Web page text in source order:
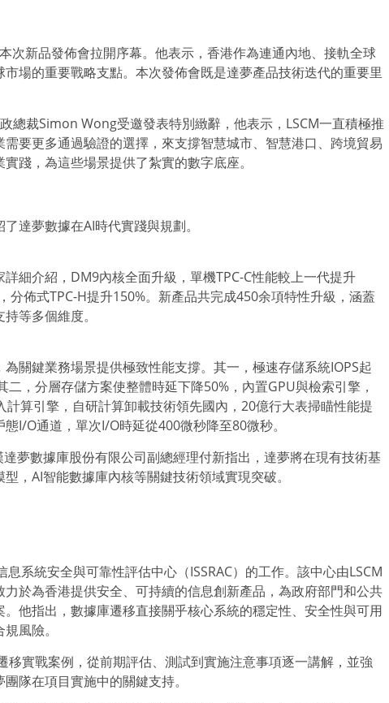
次新品發佈會拉開序幕。他表示，香港作為連通內地、接軌全球
場的重要戰略支點。本次發佈會既是達夢產品技術迭代的重要里
總裁Simon Wong受邀發表特別緻辭，他表示，LSCM一直積極推
要更多通過驗證的選擇，來支撐智慧城市、智慧港口、跨境貿易
踐，為這些場景提供了紮實的數字底座。
達夢數據在AI時代實踐與規劃。
細介紹，DM9內核全面升級，單機TPC-C性能較上一代提升
分佈式TPC-H提升150%。新產品共完成450余項特性升級，涵蓋
等多個維度。
關鍵業務場景提供極致性能支撐。其一，極速存儲系統IOPS起
，分層存儲方案使整體時延下降50%，內置GPU與檢索引擎，
算引擎，自研計算卸載技術領先國內，20億行大表掃瞄性能提
I/O通道，單次I/O時延從400微秒降至80微秒。
夢數據庫股份有限公司副總經理付新指出，達夢將在現有技術基
，AI智能數據庫內核等關鍵技術領域實現突破。
系統安全與可靠性評估中心（ISSRAC）的工作。該中心由LSCM
於為香港提供安全、可持續的信息創新產品，為政府部門和公共
他指出，數據庫遷移直接關乎核心系統的穩定性、安全性與可用
風險。
實戰案例，從前期評估、測試到實施注意事項逐一講解，並強
隊在項目實施中的關鍵支持。